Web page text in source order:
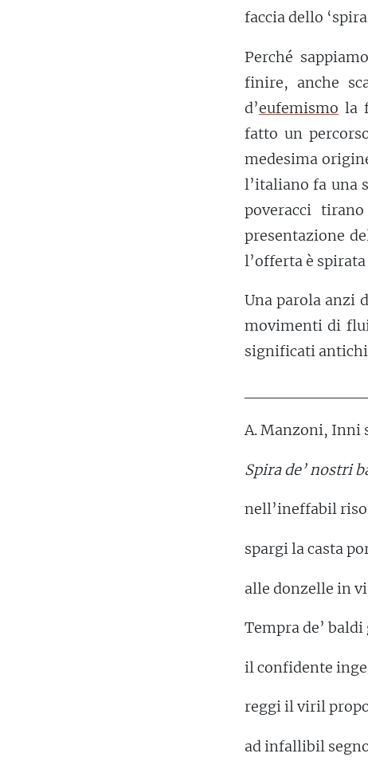
faccia dello
Perché
finire, anche
d’eufemismo la
fatto un
medesima
l’italiano fa una
poveracci
presentazione
l’offerta è
Una parola anzi
movimenti di
significati
A. Manzoni, Inni
Spira de’ nostri
nell’ineffabil
spargi la casta
alle donzelle in
Tempra de’
il confidente
reggi il viril
ad infallibil